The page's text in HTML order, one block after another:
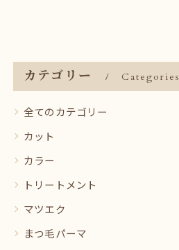
カテゴリー Categories
全てのカテゴリー
カット
カラー
トリートメント
マツエク
まつ毛パーマ